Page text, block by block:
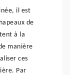
il est
de
à la
manière
ces
Par